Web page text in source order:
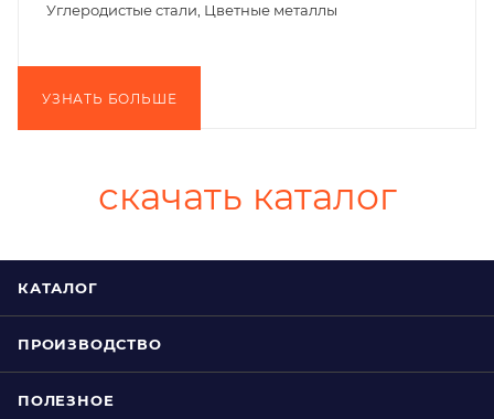
Углеродистые стали, Цветные металлы
УЗНАТЬ БОЛЬШЕ
скачать каталог
КАТАЛОГ
ПРОИЗВОДСТВО
ПОЛЕЗНОЕ